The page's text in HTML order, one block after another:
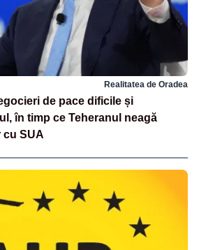
Realitatea de Oradea
de pace dificile și
în timp ce Teheranul neagă
SUA